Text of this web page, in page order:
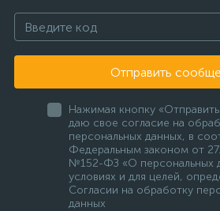
Отправить
Нажимая кнопку
даю свое согласие на
персональных данных, в
Федеральным законом от
№152-ФЗ «О персональных
условиях и для целей,
Согласии на обработку
данных